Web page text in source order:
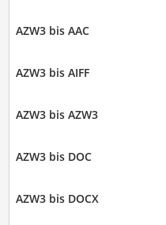
AZW3 bis AAC
AZW3 bis AIFF
AZW3 bis AZW3
AZW3 bis DOC
AZW3 bis DOCX